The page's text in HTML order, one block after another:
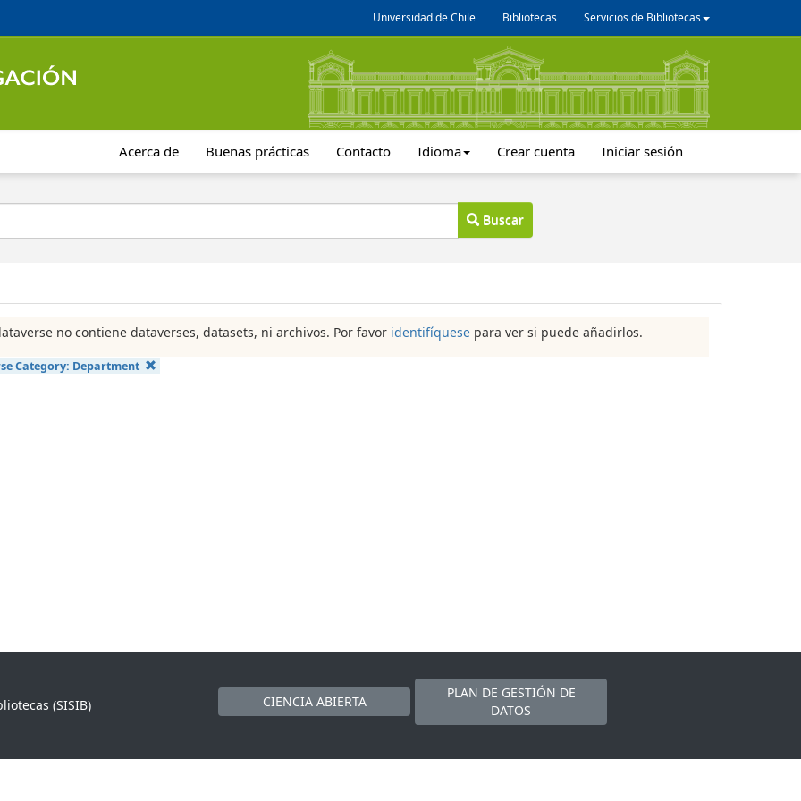
Universidad de Chile Bibliotecas Servicios de Bibliotecas
Acerca de Buenas prácticas Contacto Idioma Crear cuenta Iniciar sesión
Buscar
no contiene dataverses, datasets, ni archivos. Por favor identifíquese para ver si puede añadirlos.
Category: Department
(SISIB)
CIENCIA ABIERTA
PLAN DE GESTIÓN DE
DATOS